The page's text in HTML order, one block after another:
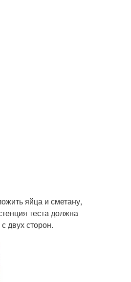
яйца и сметану,
теста должна
двух сторон.